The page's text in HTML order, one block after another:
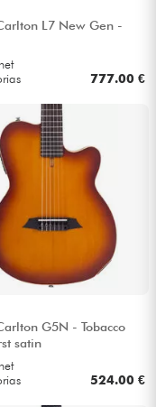
L7 New Gen -
777.00 €
G5N - Tobacco
satin
524.00 €